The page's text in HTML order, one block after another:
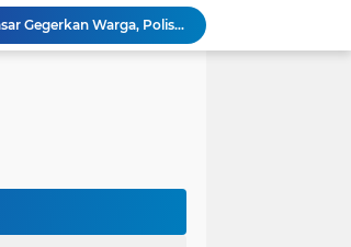
Penemuan Jenazah Perempuan di Kos Denpasar Gegerkan Warga, Polisi Lakukan Penyelidikan dan Autopsi
Satlantas Denpasar Bongkar Kronologi Dugaan Pelayanan SIM di Luar Prosedur
Polres Pasuruan Bongkar Jaringan Peredaran Narkoba Amankan Tiga Orang Tersangka